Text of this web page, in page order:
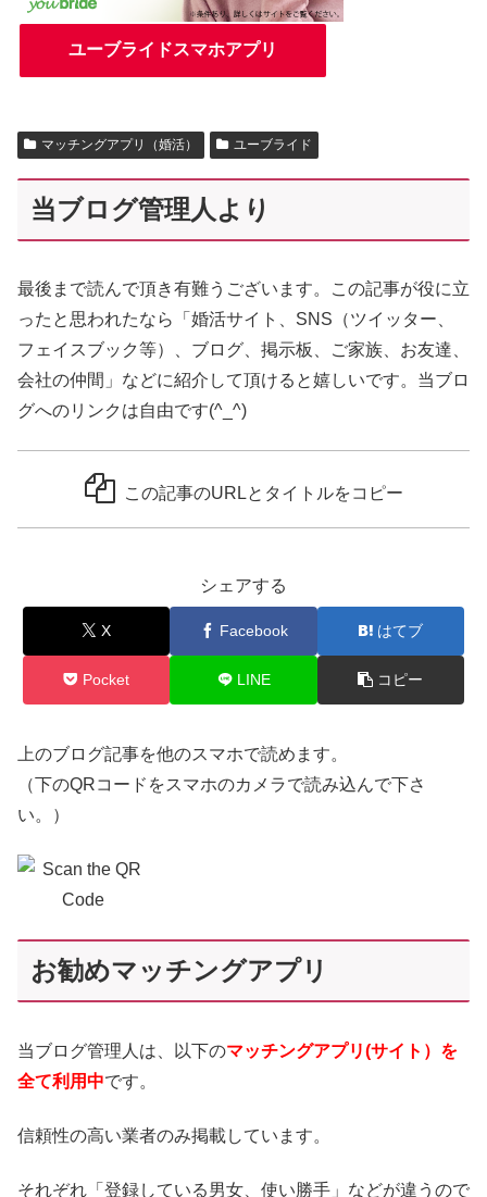
ユーブライドスマホアプリ
マッチングアプリ（婚活） ユーブライド
当ブログ管理人より
最後まで読んで頂き有難うございます。この記事が役に立
ったと思われたなら「婚活サイト、SNS（ツイッター、
フェイスブック等）、ブログ、掲示板、ご家族、お友達、
会社の仲間」などに紹介して頂けると嬉しいです。当ブロ
グへのリンクは自由です(^_^)
この記事のURLとタイトルをコピー
シェアする
X Facebook はてブ
Pocket LINE コピー
上のブログ記事を他のスマホで読めます。
（下のQRコードをスマホのカメラで読み込んで下さ
い。）
お勧めマッチングアプリ
当ブログ管理人は、以下のマッチングアプリ(サイト）を
全て利用中です。
信頼性の高い業者のみ掲載しています。
それぞれ「登録している男女、使い勝手」などが違うので